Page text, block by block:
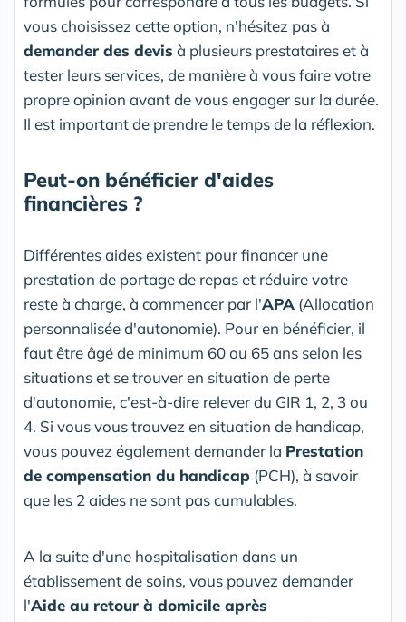
vous choisissez cette option, n'hésitez pas à
demander des devis à plusieurs prestataires et à
tester leurs services, de manière à vous faire votre
propre opinion avant de vous engager sur la durée.
Il est important de prendre le temps de la réflexion.
Peut-on bénéficier d'aides
financières ?
Différentes aides existent pour financer une
prestation de portage de repas et réduire votre
reste à charge, à commencer par l'APA (Allocation
personnalisée d'autonomie). Pour en bénéficier, il
faut être âgé de minimum 60 ou 65 ans selon les
situations et se trouver en situation de perte
d'autonomie, c'est-à-dire relever du GIR 1, 2, 3 ou
4. Si vous vous trouvez en situation de handicap,
vous pouvez également demander la Prestation
de compensation du handicap (PCH), à savoir
que les 2 aides ne sont pas cumulables.
A la suite d'une hospitalisation dans un
établissement de soins, vous pouvez demander
l'Aide au retour à domicile après